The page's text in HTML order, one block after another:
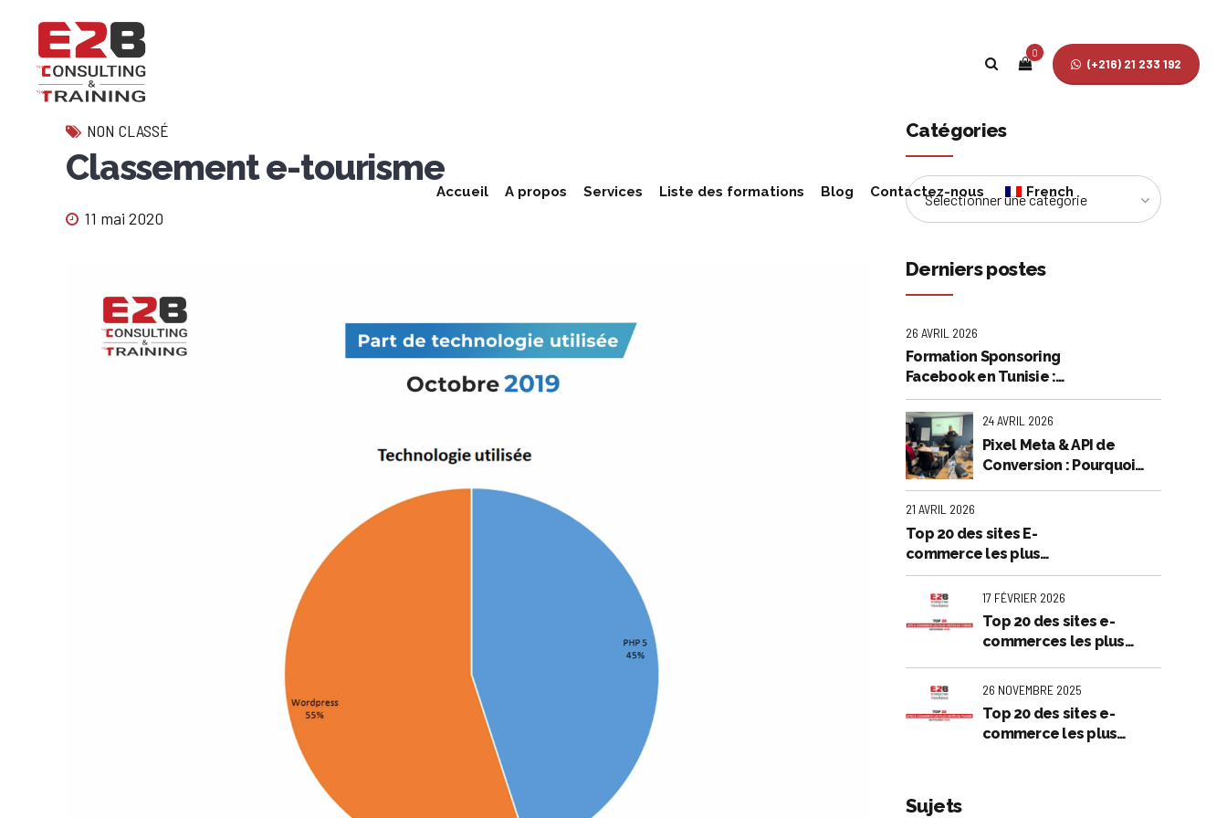
0
(+216) 21 233 192
Accueil A propos Services Liste des formations Blog Contactez-nous French
English
NON CLASSÉ
Classement e-tourisme
11 mai 2020
Catégories
Sélectionner une catégorie
Derniers postes
26 AVRIL 2026
Formation Sponsoring
Facebook en Tunisie :
Maîtrisez l'Art de la
Publicité Rentable
24 AVRIL 2026
Pixel Meta & API de
Conversion : Pourquoi
l'arrêter
21 AVRIL 2026
Top 20 des sites E-
commerce les plus
visités en Tunisie :
Analyse exclusive - Mars
17 FÉVRIER 2026
Top 20 des sites e-
commerces les plus
Décembre 2025
26 NOVEMBRE 2025
Top 20 des sites e-
commerce les plus
Sujets